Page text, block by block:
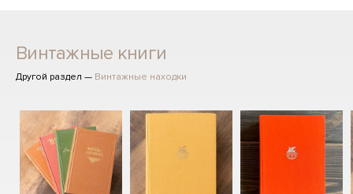
Винтажные книги
Другой раздел — Винтажные находки